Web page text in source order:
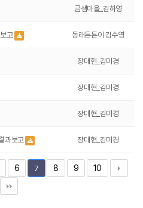
금샘마을_김하영
고 동래튼튼이 김수영
장대현_김미경
장대현_김미경
장대현_김미경
과보고 장대현_김미경
6 7 8 9 10